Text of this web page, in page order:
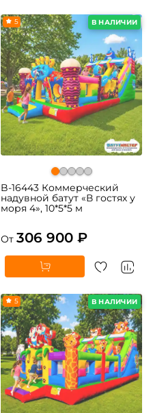
В НАЛИЧИИ
5
B-16443 Коммерческий
надувной батут «В гостях у
моря 4», 10*5*5 м
От 306 900 ₽
В НАЛИЧИИ
5